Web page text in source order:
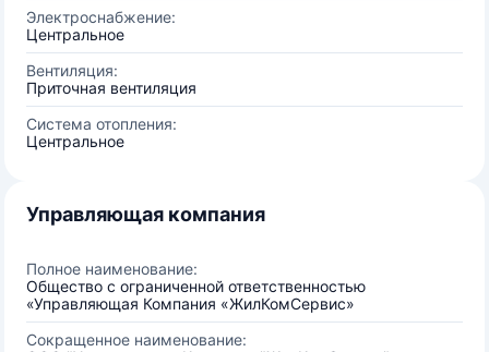
Электроснабжение:
Центральное
Вентиляция:
Приточная вентиляция
Система отопления:
Центральное
Управляющая компания
Полное наименование:
Общество с ограниченной ответственностью
«Управляющая Компания «ЖилКомСервис»
Сокращенное наименование: